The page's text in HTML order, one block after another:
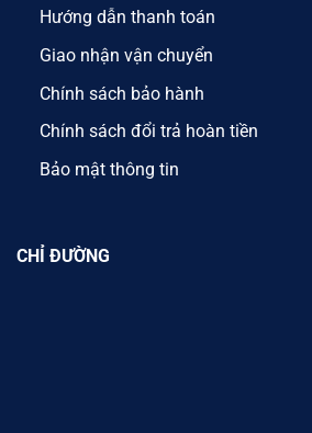
Hướng dẫn thanh toán
Giao nhận vận chuyển
Chính sách bảo hành
Chính sách đổi trả hoàn tiền
Bảo mật thông tin
CHỈ ĐƯỜNG